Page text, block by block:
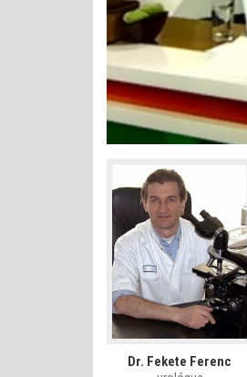
Némítás
kikapcsolva
Állapot
0%
Dr. Fekete Ferenc